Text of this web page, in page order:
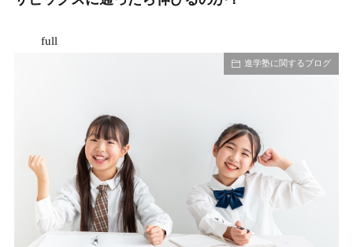
full
進学塾に関するブログ